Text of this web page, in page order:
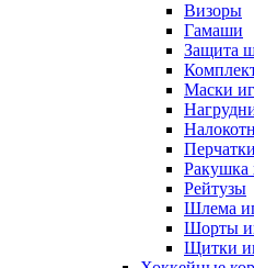
Визоры
Гамаши
Защита
Маски
Ракушка
Рейтузы
Шлема
Шорты
Щитки